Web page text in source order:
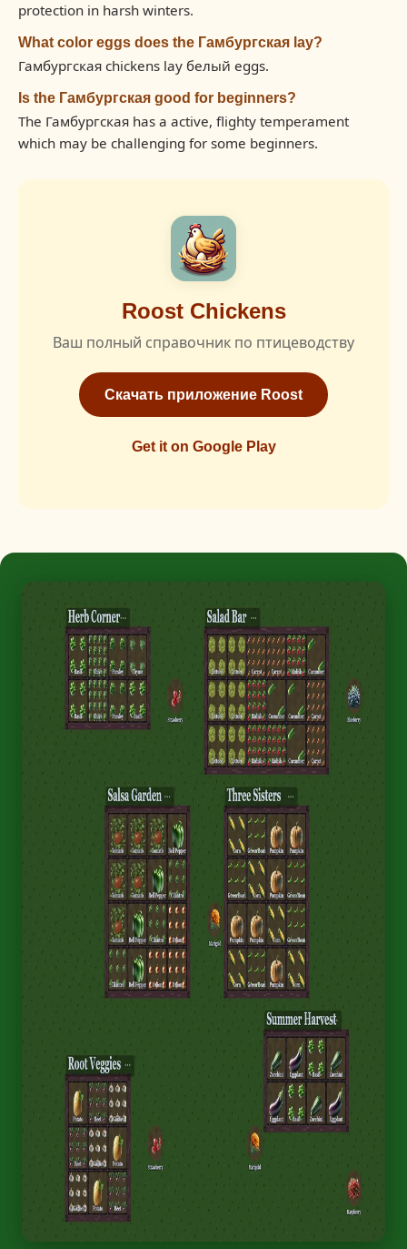
protection in harsh winters.
What color eggs does the Гамбургская lay?
Гамбургская chickens lay белый eggs.
Is the Гамбургская good for beginners?
The Гамбургская has a active, flighty temperament
which may be challenging for some beginners.
Roost Chickens
Ваш полный справочник по птицеводству
Скачать приложение Roost
Get it on Google Play